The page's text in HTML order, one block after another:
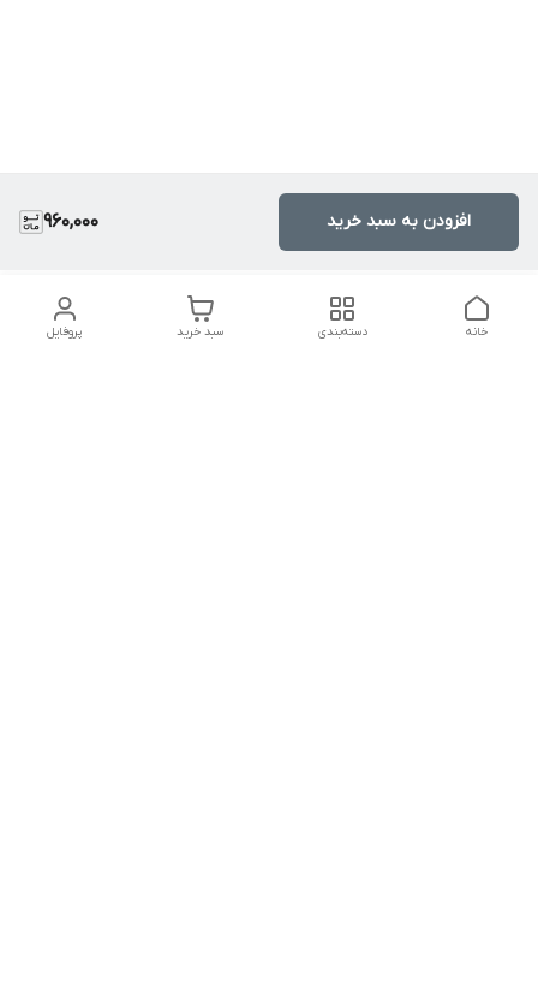
960,000 افزودن به سبد خرید
پروفایل سبد خرید دسته‌بندی خانه